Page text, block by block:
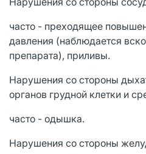
часто - преходящее
давления (наблюдается
препарата), приливы.
Нарушения со стороны
органов грудной клетки и
часто - одышка.
Нарушения со стороны